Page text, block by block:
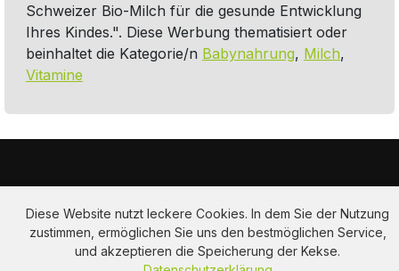
Diese Website nutzt leckere Cookies. In dem Sie der Nutzung
zustimmen, ermöglichen Sie uns den bestmöglichen Service,
und akzeptieren die Speicherung der Kekse.
Schweizer Bio-Milch für die gesunde Entwicklung
Ihres Kindes.". Diese Werbung thematisiert oder
beinhaltet die Kategorie/n Babynahrung, Milch,
Vitamine
Am Hausacker 7 , 85461 Bockhorn